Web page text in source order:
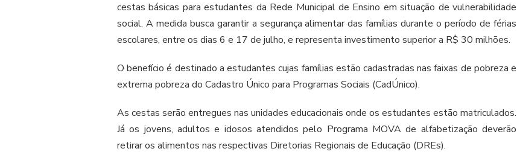
cestas básicas para estudantes da Rede Municipal de Ensino em situação de vulnerabilidade
social. A medida busca garantir a segurança alimentar das famílias durante o período de férias
escolares, entre os dias 6 e 17 de julho, e representa investimento superior a R$ 30 milhões.
O benefício é destinado a estudantes cujas famílias estão cadastradas nas faixas de pobreza e
extrema pobreza do Cadastro Único para Programas Sociais (CadÚnico).
As cestas serão entregues nas unidades educacionais onde os estudantes estão matriculados.
Já os jovens, adultos e idosos atendidos pelo Programa MOVA de alfabetização deverão
retirar os alimentos nas respectivas Diretorias Regionais de Educação (DREs).